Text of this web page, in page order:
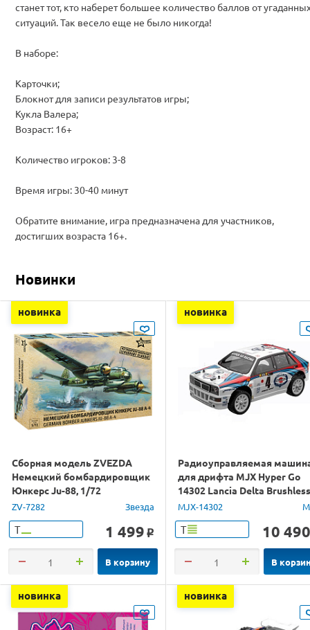
станет тот, кто наберет большее количество баллов от
ситуаций. Так весело еще не было никогда!
В наборе:
Карточки;
Блокнот для записи результатов игры;
Кукла Валера;
Возраст: 16+
Количество игроков: 3-8
Время игры: 30-40 минут
Обратите внимание, игра предназначена для участников,
достигших возраста 16+.
Новинки
новинка
Сборная модель ZVEZDA
Немецкий бомбардировщик
Юнкерс Ju-88, 1/72
ZV-7282 Звезда
Т 1 499 o
В корзину
новинка
Радиоуправляемая
для дрифта MJX Hyper Go
14302 Lancia Delta Brushless
4WD 2.4G LED 1/14 RTR
MJX-14302
Т 10 490
В
новинка новинка